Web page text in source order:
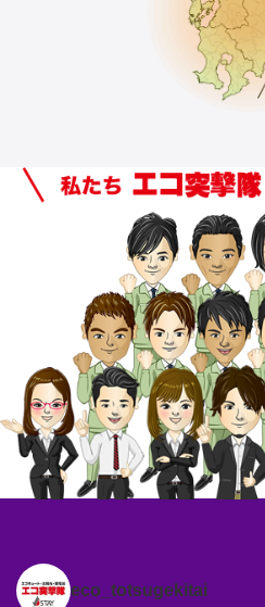
eco_totsugekitai